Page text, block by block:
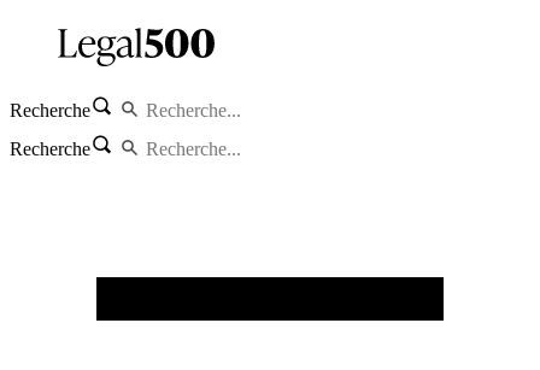
Recherche
Recherche